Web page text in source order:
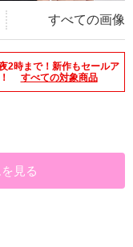
すべての画像
2時まで！新作もセールア
すべての対象商品
見る